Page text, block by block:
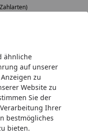
ähnliche
auf unserer
zu
Website zu
Sie der
Ihrer
bestmögliches
bieten.
und